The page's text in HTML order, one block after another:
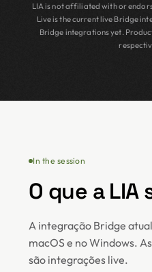
LIA is not affiliated with or
Live is the current live Bridge
Bridge integrations yet.
In the session
O que a
A integração Bridge
macOS e no Windows.
são integrações live.